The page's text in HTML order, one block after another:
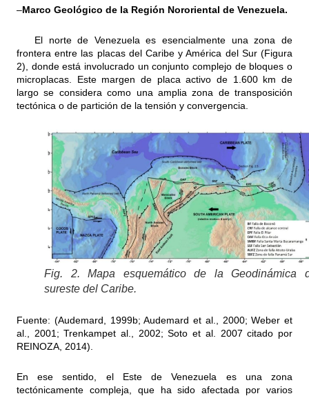
–Marco Geológico de la Región Nororiental de Venezuela.
El norte de Venezuela es esencialmente una zona de
frontera entre las placas del Caribe y América del Sur (Figura
2), donde está involucrado un conjunto complejo de bloques o
microplacas. Este margen de placa activo de 1.600 km de
largo se considera como una amplia zona de transposición
tectónica o de partición de la tensión y convergencia.
Fig. 2. Mapa esquemático de la Geodinámica
sureste del Caribe.
Fuente: (Audemard, 1999b; Audemard et al., 2000; Weber et
al., 2001; Trenkampet al., 2002; Soto et al. 2007 citado por
REINOZA, 2014).
En ese sentido, el Este de Venezuela es una zona
tectónicamente compleja, que ha sido afectada por varios